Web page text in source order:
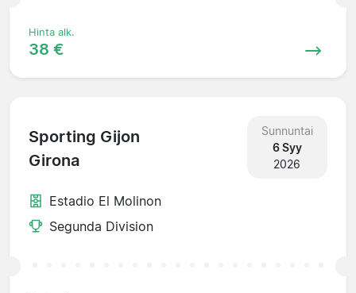
Hinta alk.
38 €
Sporting Gijon
Girona
Sunnuntai
6 Syy
2026
Estadio El Molinon
Segunda Division